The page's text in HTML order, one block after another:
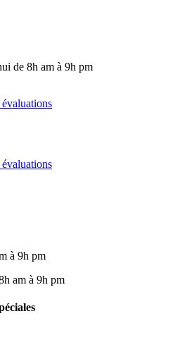
de 8h am à 9h pm
évaluations
évaluations
à 9h pm
am à 9h pm